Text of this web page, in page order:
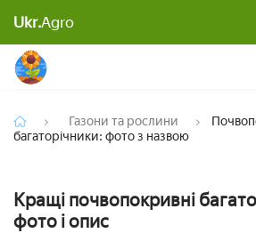
Ukr.AgroПочвопокривні багаторічники:
Газони та рослини
багаторічники: фото з назвою
Кращі почвопокривні
фото і опис